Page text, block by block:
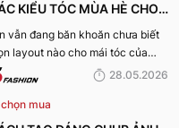
KIỂU TÓC MÙA HÈ CHO
XINH, THU HÚT NHẤT
vẫn đang băn khoăn chưa biết
layout nào cho mái tóc của
cùng 5S Fashion khám phá
và dẫn đầu xu hướng năm
đây nhé!
28.05.2026
mua